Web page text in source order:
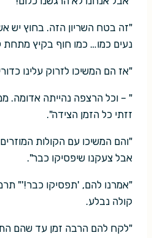
"זה בטח השריון הזה. בחוץ יש
נעים כמו… כמו חוף בקיץ מתחת
"אז הם המשיכו לזרוק עלינו
" – וכל הרצפה נהייתה אדומה.
זזתי כל הזמן הצידה".
"והם המשיכו עם הקולות
אבל צעקנו שיפסיקו כבר".
"אמרנו להם, 'תפסיקו כבר!'"
קולה נבלע.
"לקח להם הרבה זמן עד שהם